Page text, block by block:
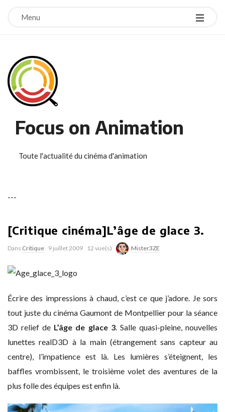
Menu
Focus on Animation
Toute l'actualité du cinéma d'animation
---
[Critique cinéma]L’âge de glace 3.
Dans Critique 9 juillet 2009 12 vue(s) Mister3ZE
Écrire des impressions à chaud, c’est ce que j’adore. Je sors
tout juste du cinéma Gaumont de Montpellier pour la séance
3D relief de L’âge de glace 3. Salle quasi-pleine, nouvelles
lunettes realD3D à la main (étrangement sans capteur au
centre), l’impatience est là. Les lumières s’éteignent, les
baffles vrombissent, le troisième volet des aventures de la
plus folle des équipes est enfin là.